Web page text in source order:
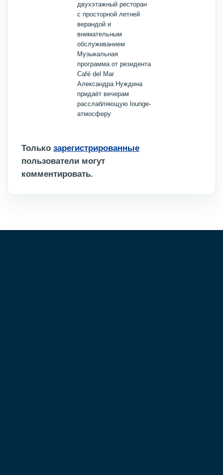
двухэтажный ресторан
с просторной летней
верандой и
внимательным
обслуживанием
Музыкальная
программа от резидента
Café del Mar
Александра Нуждина
придаёт вечерам
расслабляющую lounge-
атмосферу
Только зарегистрированные
пользователи могут
комментировать.